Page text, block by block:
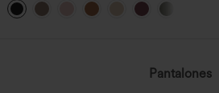
con flecos, para fiesta
Pantalones